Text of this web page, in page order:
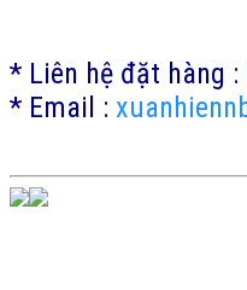
* Liên hệ đặt hàng :
* Email :